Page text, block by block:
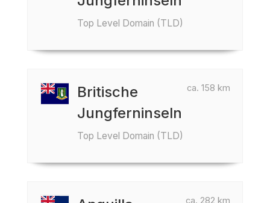
Top Level Domain (TLD)
ca. 158 km
Britische
Jungferninseln
Top Level Domain (TLD)
ca. 282 km